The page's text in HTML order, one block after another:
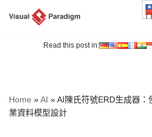
Read this post in:
Home »AI »AI陳氏符號ERD生成器
業資料模型設計